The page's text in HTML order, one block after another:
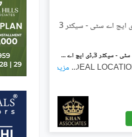
ڈی ایچ اے سٹی - سیکٹر 3 سی ڈی ایچ اے سٹی - سیکٹر 3,ڈی ایچ اے سٹی کراچی,کراچی میں 5 مرلہ رہائشی پلاٹ 50.0 لاکھ میں برائے فروخت۔
IDEAL
... مزید